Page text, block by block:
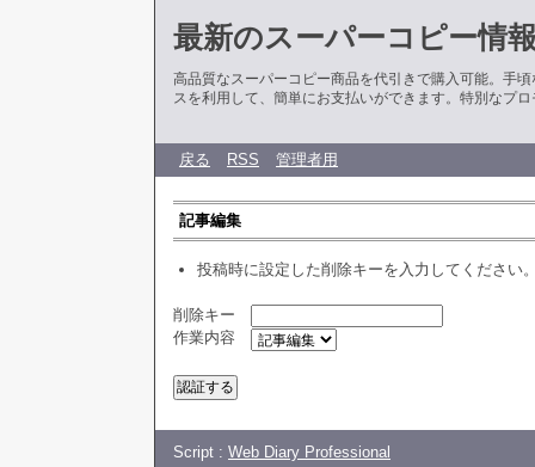
最新のスーパーコピー情
高品質なスーパーコピー商品を代引きで購入可能。手
スを利用して、簡単にお支払いができます。特別なプ
戻る RSS 管理者用
記事編集
投稿時に設定した削除キーを入力してください
削除キー
作業内容
Script : Web Diary Professional